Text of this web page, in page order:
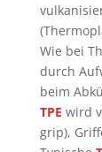
Wie bei
durch
beim
TPE wird
grip),